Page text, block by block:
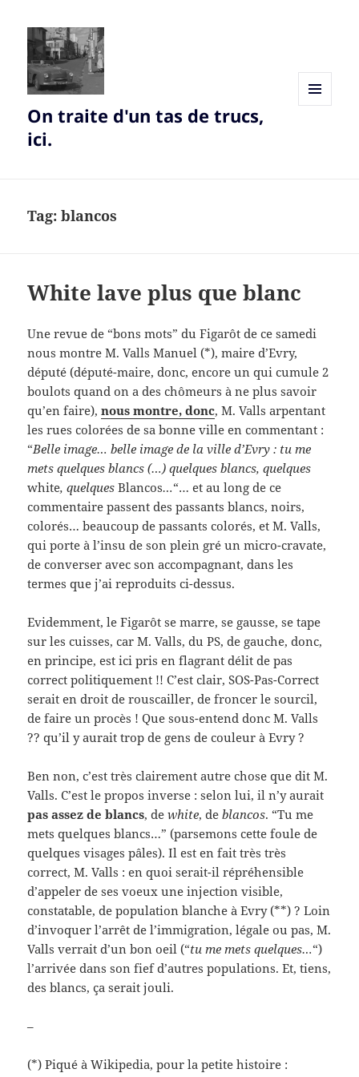
On traite d'un tas de trucs,
ici.
Tag:blancos
White lave plus que blanc
Une revue de “bons mots” du Figarôt de ce samedi
nous montre M. Valls Manuel (*), maire d’Evry,
député (député-maire, donc, encore un qui cumule 2
boulots quand on a des chômeurs à ne plus savoir
qu’en faire),nous montre, donc, M. Valls arpentant
les rues colorées de sa bonne ville en commentant :
“Belle image… belle image de la ville d’Evry : tu me
mets quelques blancs (…) quelques blancs, quelques
white, quelquesBlancos…“… et au long de ce
commentaire passent des passants blancs, noirs,
colorés… beaucoup de passants colorés, et M. Valls,
qui porte à l’insu de son plein gré un micro-cravate,
de converser avec son accompagnant, dans les
termes que j’ai reproduits ci-dessus.
Evidemment, le Figarôt se marre, se gausse, se tape
sur les cuisses, car M. Valls, du PS, de gauche, donc,
en principe, est ici pris en flagrant délit de pas
correct politiquement !! C’est clair, SOS-Pas-Correct
serait en droit de rouscailler, de froncer le sourcil,
de faire un procès ! Que sous-entend donc M. Valls
?? qu’il y aurait trop de gens de couleur à Evry ?
Ben non, c’est très clairement autre chose que dit M.
Valls. C’est le propos inverse : selon lui, il n’y aurait
pas assez de blancs, dewhite, deblancos. “Tu me
mets quelques blancs…” (parsemons cette foule de
quelques visages pâles). Il est en fait très très
correct, M. Valls : en quoi serait-il répréhensible
d’appeler de ses voeux une injection visible,
constatable, de population blanche à Evry (**) ? Loin
d’invoquer l’arrêt de l’immigration, légale ou pas, M.
Valls verrait d’un bon oeil (“tu me mets quelques…“)
l’arrivée dans son fief d’autres populations. Et, tiens,
des blancs, ça serait jouli.
–
(*) Piqué à Wikipedia, pour la petite histoire :